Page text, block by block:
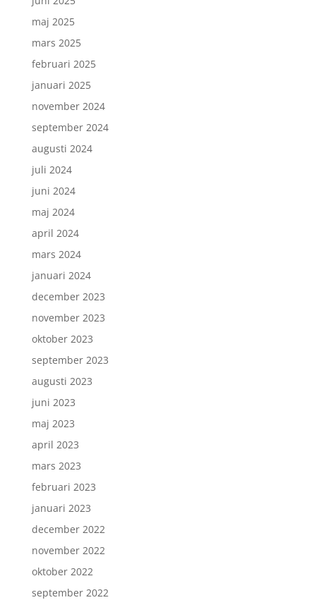
maj 2025
mars 2025
februari 2025
januari 2025
november 2024
september 2024
augusti 2024
juli 2024
juni 2024
maj 2024
april 2024
mars 2024
januari 2024
december 2023
november 2023
oktober 2023
september 2023
augusti 2023
juni 2023
maj 2023
april 2023
mars 2023
februari 2023
januari 2023
december 2022
november 2022
oktober 2022
september 2022